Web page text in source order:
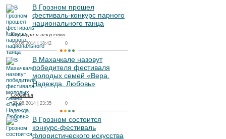
В Грозном прошел
фестиваль-конкурс парного
национального танца
Культура и искусство
16.06.2014 | 18:42 0
В Махачкале назовут
победителя фестиваля
молодых семей «Вера.
Надежда. Любовь»
События
25.08.2014 | 23:35 0
В Грозном состоится
конкурс-фестиваль
флористического искусства